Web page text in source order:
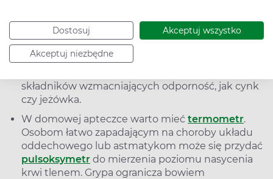
Dostosuj Akceptuj wszystko
Akceptuj niezbędne
Przed przenoszeniem i absorpcją wirusa przez
drogi oddechowe chroniąmaseczki ochronne,
znane z pandemii COVID-19.
składników wzmacniających odporność, jak cynk
czy jeżówka.
W domowej apteczce warto mieć termometr.
Osobom łatwo zapadającym na choroby układu
oddechowego lub astmatykom może się przydać
pulsoksymetr do mierzenia poziomu nasycenia
krwi tlenem. Grypa ogranicza bowiem